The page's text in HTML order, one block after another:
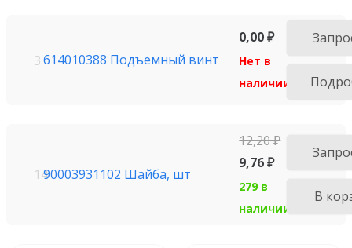
3614010388 Подъемный винт
0,00₽
Нет в
наличии
1490003931102 Шайба, шт
12,20₽
9,76₽
279 в
наличии
В